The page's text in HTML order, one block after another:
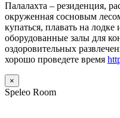
Палалахта – резиденция,
окруженная сосновым
купаться, плавать на
оборудованные залы для
оздоровительных
хорошо проведете время
×
Speleo Room